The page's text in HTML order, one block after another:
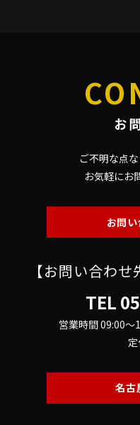
お
ご不明な点
お気軽にお
お問
【お問い合わ
TEL
営業時間 09:00
名古